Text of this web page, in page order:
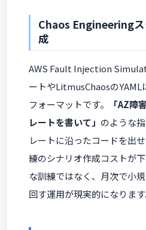
Chaos Engineering
成
AWS Fault Injection
ートやLitmusChaosのYAML
フォーマットです。
「AZ障
レートを書いて」 のような
レートに沿ったコードを出
練のシナリオ作成コストが
な訓練ではなく、月次で小
回す運用が現実的になります